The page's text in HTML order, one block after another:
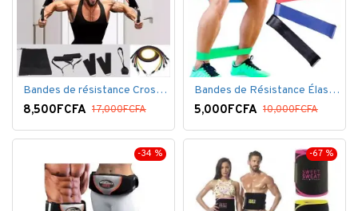
Bandes de résistance Crossfit pour la remise en forme - 11 pièces/ensemble - Élastique- Caoutchouc
8,500FCFA 17,000FCFA
Bandes de Résistance Élastique Latex pour Salle de Gym, Exercice, Yoga, Pilâtes, Kinésithérapie, Rééducation
5,000FCFA 10,000FCFA
-34 % -67 %